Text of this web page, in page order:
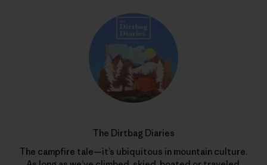
The Dirtbag Diaries
The campfire tale—it’s ubiquitous in mountain culture.